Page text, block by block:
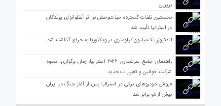
بریزبن
نخستین تلفات گسترده حیات‌وحش بر اثر آنفلوانزای پرندگان
در استرالیا تأیید شد
لندکروزر یک‌میلیون کیلومتری در ویکتوریا به حراج گذاشته شد
راهنمای جامع سرشماری ۲۰۲۶ استرالیا؛ زمان برگزاری، نحوه
شرکت، قوانین و تغییرات جدید
فروش خودروهای برقی در استرالیا پس از آغاز جنگ در ایران
بیش از دو برابر شد